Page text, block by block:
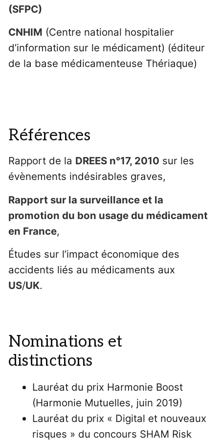
(SFPC)
CNHIM (Centre national hospitalier
d’information sur le médicament) (éditeur
de la base médicamenteuse Thériaque)
Références
Rapport de la DREES n°17, 2010 sur les
évènements indésirables graves,
Rapport sur la surveillance et la
promotion du bon usage du médicament
en France,
Études sur l’impact économique des
accidents liés au médicaments aux
US/UK.
Nominations et
distinctions
Lauréat du prix Harmonie Boost
(Harmonie Mutuelles, juin 2019)
Lauréat du prix « Digital et nouveaux
risques » du concours SHAM Risk